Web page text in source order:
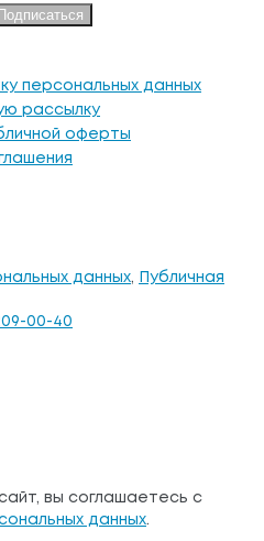
персональных данных
рассылку
оферты
данных,
Публичная
00-40
вы соглашаетесь с
данных.